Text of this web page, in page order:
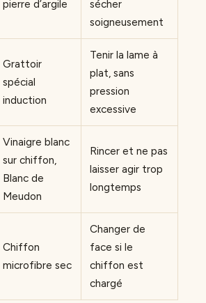
pierre d’argile
sécher
soigneusement
Grattoir
spécial
induction
Tenir la lame à
plat, sans
pression
excessive
Vinaigre blanc
sur chiffon,
Blanc de
Meudon
Rincer et ne pas
laisser agir trop
longtemps
Chiffon
microfibre sec
Changer de
face si le
chiffon est
chargé